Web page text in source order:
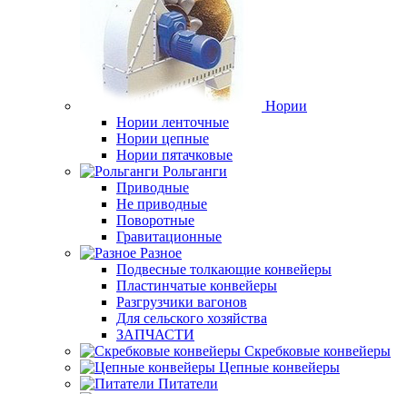
Нории
Нории ленточные
Нории цепные
Нории пятачковые
Рольганги
Приводные
Не приводные
Поворотные
Гравитационные
Разное
Подвесные толкающие конвейеры
Пластинчатые конвейеры
Разгрузчики вагонов
Для сельского хозяйства
ЗАПЧАСТИ
Скребковые конвейеры
Цепные конвейеры
Питатели